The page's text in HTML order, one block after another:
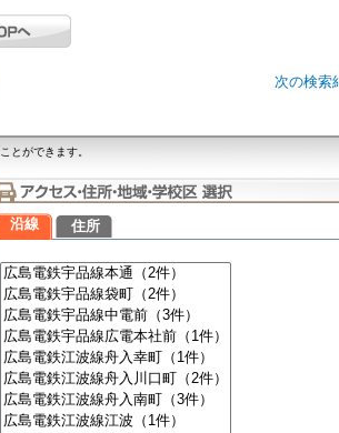
次の検索
とができます。
沿線 住所